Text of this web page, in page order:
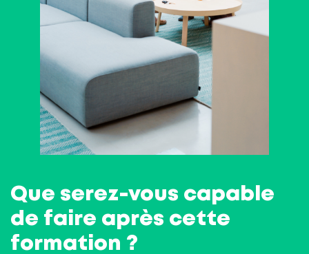
Que serez-vous capable
de faire après cette
formation ?